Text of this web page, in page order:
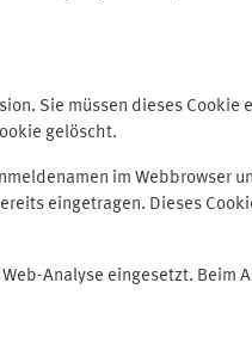
Sie müssen dieses
gelöscht.
im
eingetragen. Dieses
Analyse eingesetzt.